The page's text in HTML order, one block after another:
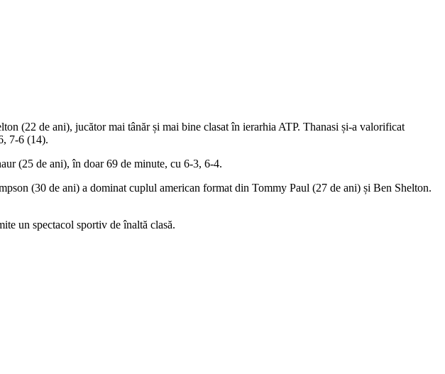
(22 de ani), jucător mai tânăr și mai bine clasat în ierarhia ATP. Thanasi și-a valorificat
7-6 (14).
(25 de ani), în doar 69 de minute, cu 6-3, 6-4.
(30 de ani) a dominat cuplul american format din Tommy Paul (27 de ani) și Ben Shelton.
un spectacol sportiv de înaltă clasă.